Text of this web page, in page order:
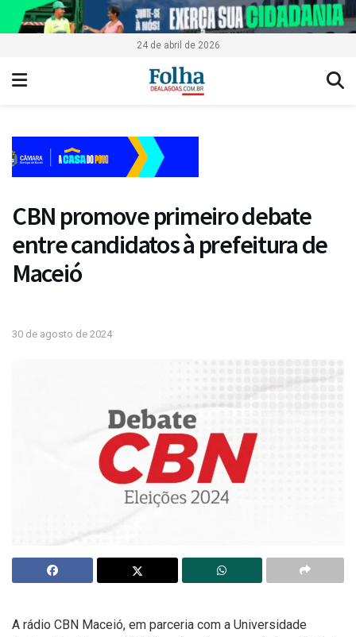
24 de abril de 2026
CBN promove primeiro debate
entre candidatos à prefeitura de
Maceió
30 de agosto de 2024
A rádio CBN Maceió, em parceria com a Universidade